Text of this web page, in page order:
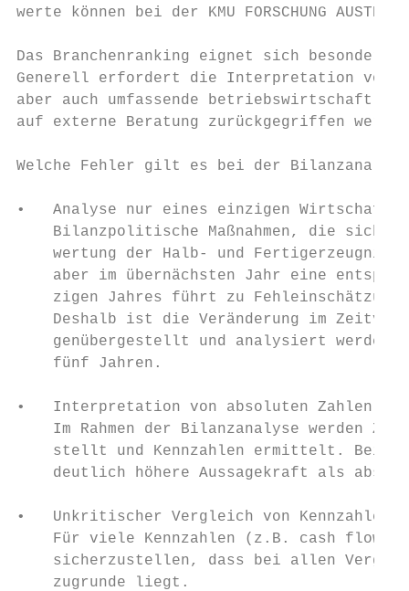
werte können bei der KMU FORSCHUNG
Das Branchenranking eignet sich
Generell erfordert die Interpretation von
aber auch umfassende
auf externe Beratung zurückgegriffen
Welche Fehler gilt es bei der Bilanzanalyse
•   Analyse nur eines einzigen
Bilanzpolitische Maßnahmen, die sich
wertung der Halb- und
aber im übernächsten Jahr eine
zigen Jahres führt zu
Deshalb ist die Veränderung im
genübergestellt und analysiert
    fünf Jahren.
•   Interpretation von absoluten Zahlen
Im Rahmen der Bilanzanalyse werden
stellt und Kennzahlen ermittelt. Bei
deutlich höhere Aussagekraft als
•   Unkritischer Vergleich von Kennzahlen
Für viele Kennzahlen (z.B. cash flow)
sicherzustellen, dass bei allen
    zugrunde liegt.